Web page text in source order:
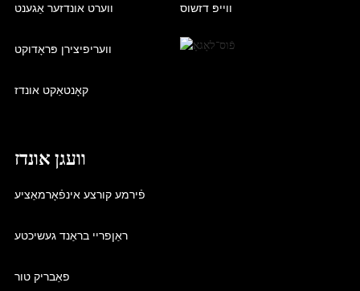
ווערט אונדזער אַגענט
וועריפיצירן פּראָדוקט
קאָנטאַקט אונדז
ווייפּ דזשוס
וועגן אונדז
פֿירמע קורצע אינפֿאָרמאַציע
ראַןפריי בראַנד געשיכטע
פאַבריק טור